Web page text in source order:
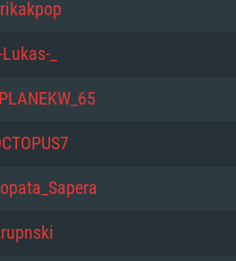
Lukas-_
_PLANEKW_65